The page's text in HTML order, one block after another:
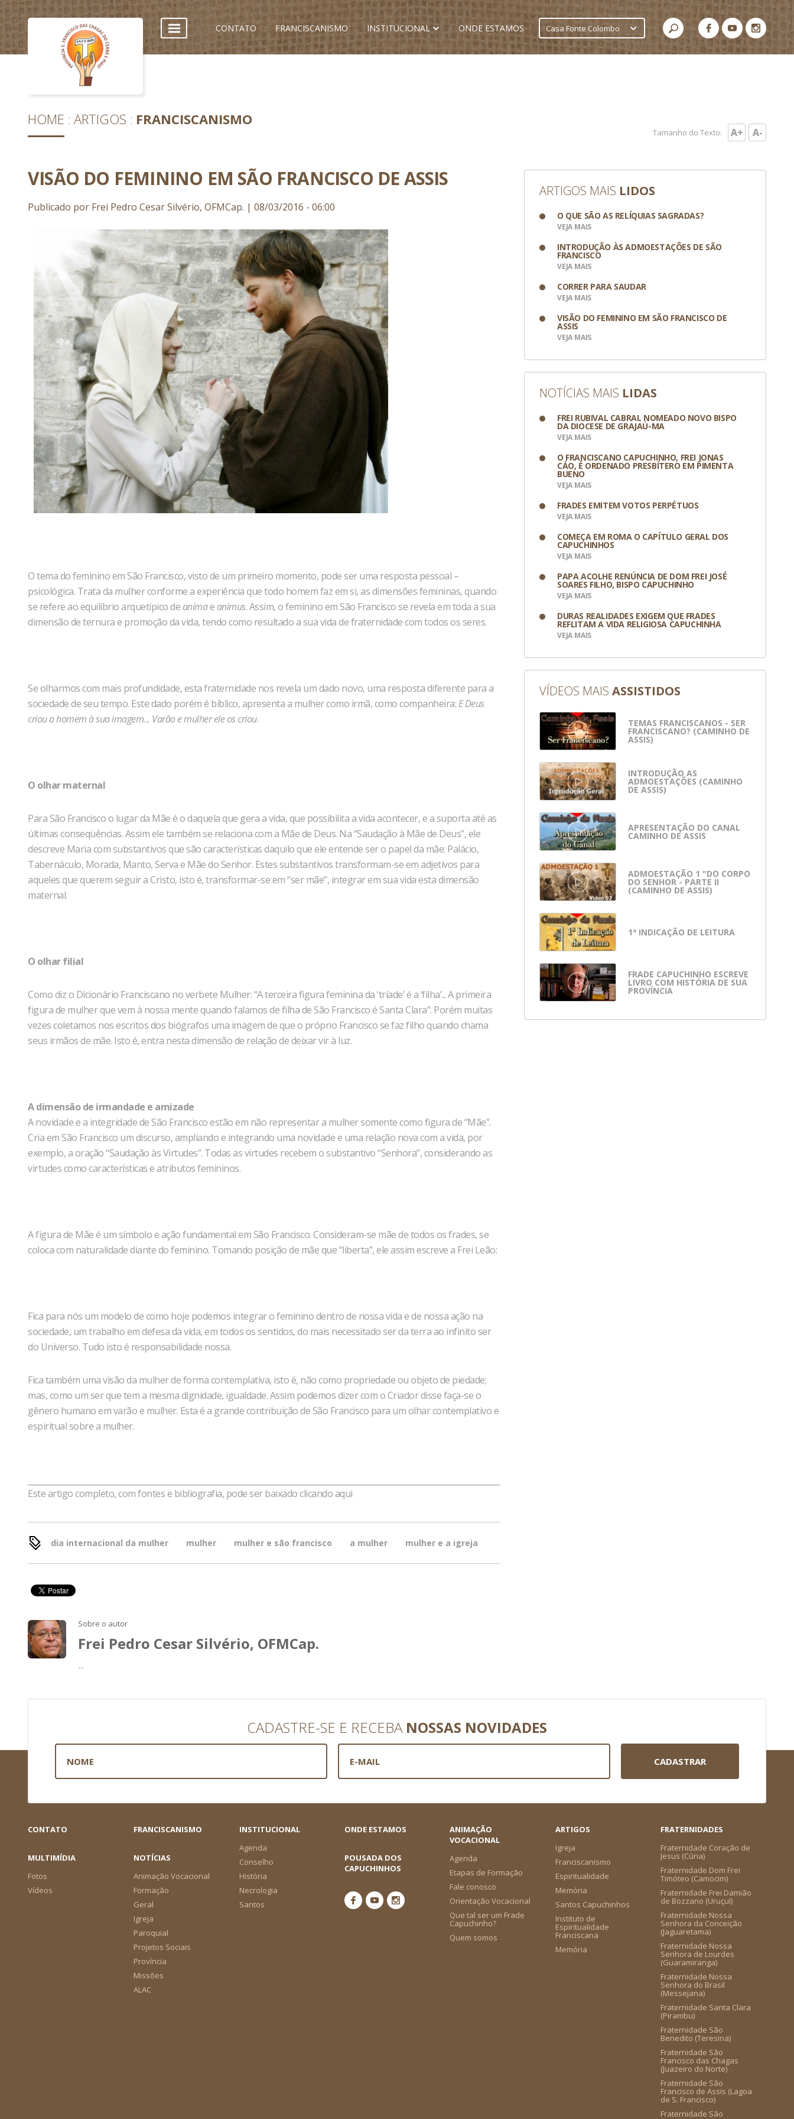
CONTATO FRANCISCANISMO INSTITUCIONAL ONDE ESTAMOS Casa Fonte Colombo
HOME ARTIGOS FRANCISCANISMO
Tamanho do Texto: A+ A-
VISÃO DO FEMININO EM SÃO FRANCISCO DE ASSIS
Publicado por Frei Pedro Cesar Silvério, OFMCap. | 08/03/2016 - 06:00
O tema do feminino em São Francisco, visto de um primeiro momento, pode ser uma resposta pessoal –
psicológica. Trata da mulher conforme a experiência que todo homem faz em si, as dimensões femininas, quando
se refere ao equilíbrio arquetípico de animae animus. Assim, o feminino em São Francisco se revela em toda a sua
dimensão de ternura e promoção da vida, tendo como resultado a sua vida de fraternidade com todos os seres.
Se olharmos com mais profundidade, esta fraternidade nos revela um dado novo, uma resposta diferente para a
sociedade de seu tempo. Este dado porém é bíblico, apresenta a mulher como irmã, como companheira: E Deus
criou o homem à sua imagem... Varão e mulher ele os criou.
O olhar maternal
Para São Francisco o lugar da Mãe é o daquela que gera a vida, que possibilita a vida acontecer, e a suporta até as
últimas conseqüências. Assim ele também se relaciona com a Mãe de Deus. Na “Saudação à Mãe de Deus”, ele
descreve Maria com substantivos que são características daquilo que ele entende ser o papel da mãe: Palácio,
Tabernáculo, Morada, Manto, Serva e Mãe do Senhor. Estes substantivos transformam-se em adjetivos para
aqueles que querem seguir a Cristo, isto é, transformar-se em “ser mãe”, integrar em sua vida esta dimensão
maternal.
O olhar filial
Como diz o Dicionário Franciscano no verbete Mulher: “A terceira figura feminina da ‘tríade’ é a ‘filha’... A primeira
figura de mulher que vem à nossa mente quando falamos de filha de São Francisco é Santa Clara”. Porém muitas
vezes coletamos nos escritos dos biógrafos uma imagem de que o próprio Francisco se faz filho quando chama
seus irmãos de mãe. Isto é, entra nesta dimensão de relação de deixar vir à luz.
A dimensão de irmandade e amizade
A novidade e a integridade de São Francisco estão em não representar a mulher somente como figura de “Mãe”.
Cria em São Francisco um discurso, ampliando e integrando uma novidade e uma relação nova com a vida, por
exemplo, a oração “Saudação às Virtudes”. Todas as virtudes recebem o substantivo “Senhora”, considerando as
virtudes como características e atributos femininos.
A figura de Mãe é um símbolo e ação fundamental em São Francisco. Consideram-se mãe de todos os frades, se
coloca com naturalidade diante do feminino. Tomando posição de mãe que “liberta”, ele assim escreve a Frei Leão:
Fica para nós um modelo de como hoje podemos integrar o feminino dentro de nossa vida e de nossa ação na
sociedade, um trabalho em defesa da vida, em todos os sentidos, do mais necessitado ser da terra ao infinito ser
do Universo. Tudo isto é responsabilidade nossa.
Fica também uma visão da mulher de forma contemplativa, isto é, não como propriedade ou objeto de piedade;
mas, como um ser que tem a mesma dignidade, igualdade. Assim podemos dizer com o Criador disse faça-se o
gênero humano em varão e mulher. Esta é a grande contribuição de São Francisco para um olhar contemplativo e
espiritual sobre a mulher.
Este artigo completo, com fontes e bibliografia, pode ser baixadoclicando aqui
dia internacional da mulher mulher mulher e são francisco a mulher mulher e a igreja
Sobre o autor
Frei Pedro Cesar Silvério, OFMCap.
--
ARTIGOS MAIS LIDOS
O QUE SÃO AS RELÍQUIAS SAGRADAS?
VEJA MAIS
INTRODUÇÃO ÀS ADMOESTAÇÕES DE SÃO
FRANCISCO
VEJA MAIS
CORRER PARA SAUDAR
VEJA MAIS
VISÃO DO FEMININO EM SÃO FRANCISCO DE
ASSIS
VEJA MAIS
NOTÍCIAS MAIS LIDAS
FREI RUBIVAL CABRAL NOMEADO NOVO BISPO
DA DIOCESE DE GRAJAÚ-MA
VEJA MAIS
O FRANCISCANO CAPUCHINHO, FREI JONAS
CÁO, É ORDENADO PRESBÍTERO EM PIMENTA
BUENO
VEJA MAIS
FRADES EMITEM VOTOS PERPÉTUOS
VEJA MAIS
COMEÇA EM ROMA O CAPÍTULO GERAL DOS
CAPUCHINHOS
VEJA MAIS
PAPA ACOLHE RENÚNCIA DE DOM FREI JOSÉ
SOARES FILHO, BISPO CAPUCHINHO
VEJA MAIS
DURAS REALIDADES EXIGEM QUE FRADES
REFLITAM A VIDA RELIGIOSA CAPUCHINHA
VEJA MAIS
VÍDEOS MAIS ASSISTIDOS
TEMAS FRANCISCANOS - SER
FRANCISCANO? (CAMINHO DE
ASSIS)
INTRODUÇÃO AS
ADMOESTAÇÕES (CAMINHO
DE ASSIS)
APRESENTAÇÃO DO CANAL
CAMINHO DE ASSIS
ADMOESTAÇÃO 1 "DO CORPO
DO SENHOR - PARTE II
(CAMINHO DE ASSIS)
1ª INDICAÇÃO DE LEITURA
FRADE CAPUCHINHO ESCREVE
LIVRO COM HISTÓRIA DE SUA
PROVÍNCIA
CADASTRE-SE E RECEBA NOSSAS NOVIDADES
CADASTRAR
CONTATO FRANCISCANISMO
INSTITUCIONAL
Agenda
Conselho
História
Necrologia
Santos
ONDE ESTAMOS
ANIMAÇÃO
VOCACIONAL
Agenda
Etapas de Formação
Fale conosco
Orientação Vocacional
Que tal ser um Frade
Capuchinho?
Quem somos
ARTIGOS
Igreja
Franciscanismo
Espiritualidade
Memória
Santos Capuchinhos
Instituto de
Espiritualidade
Franciscana
Memória
FRATERNIDADES
Fraternidade Coração de
Jesus (Cúria)
Fraternidade Dom Frei
Timóteo (Camocim)
Fraternidade Frei Damião
de Bozzano (Uruçuí)
Fraternidade Nossa
Senhora da Conceição
(Jaguaretama)
Fraternidade Nossa
Senhora de Lourdes
(Guaramiranga)
Fraternidade Nossa
Senhora do Brasil
(Messejana)
Fraternidade Santa Clara
(Pirambu)
Fraternidade São
Benedito (Teresina)
Fraternidade São
Francisco das Chagas
(Juazeiro do Norte)
Fraternidade São
Francisco de Assis (Lagoa
de S. Francisco)
Fraternidade São
MULTIMÍDIA
Fotos
Vídeos
NOTÍCIAS
Animação Vocacional
Formação
Geral
Igreja
Paroquial
Projetos Sociais
Província
Missões
ALAC
POUSADA DOS
CAPUCHINHOS